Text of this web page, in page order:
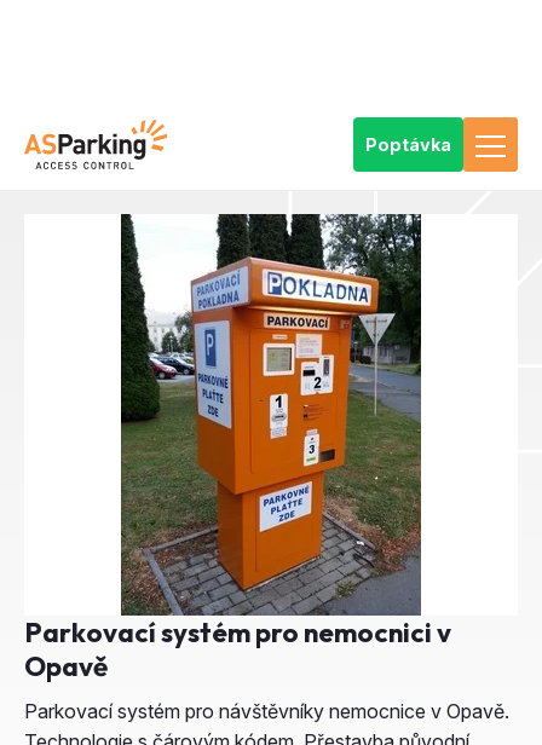
AS Parking Reference
Automatické parkovací systémy
Typy parkovacích řešení
Standardní parkovací systém
Parkovací systém pro nemocnici v Opavě
Parkovací systém pro nemocnici v
Opavě
Parkovací systém pro návštěvníky nemocnice v Opavě.